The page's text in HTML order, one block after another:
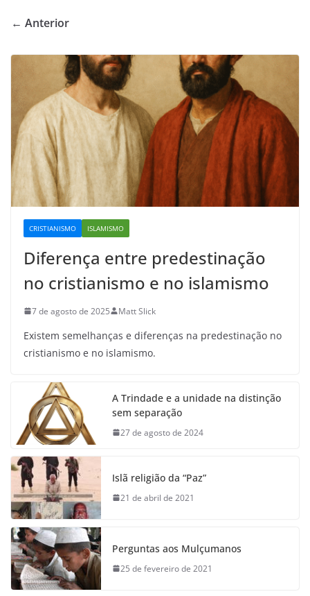
← Anterior
CRISTIANISMO ISLAMISMO
Diferença entre predestinação
no cristianismo e no islamismo
7 de agosto de 2025 Matt Slick
Existem semelhanças e diferenças na predestinação no
cristianismo e no islamismo.
A Trindade e a unidade na distinção
sem separação
27 de agosto de 2024
Islã religião da “Paz”
21 de abril de 2021
Perguntas aos Mulçumanos
25 de fevereiro de 2021